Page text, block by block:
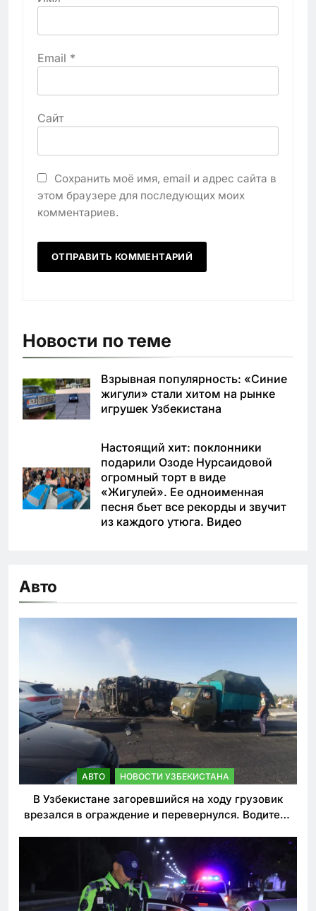
Email *
Сайт
Сохранить моё имя, email и адрес сайта в
этом браузере для последующих моих
комментариев.
Новости по теме
Взрывная популярность: «Синие
жигули» стали хитом на рынке
игрушек Узбекистана
Настоящий хит: поклонники
подарили Озоде Нурсаидовой
огромный торт в виде
«Жигулей». Ее одноименная
песня бьет все рекорды и звучит
из каждого утюга. Видео
Авто
АВТО НОВОСТИ УЗБЕКИСТАНА
В Узбекистане загоревшийся на ходу грузовик
врезался в ограждение и перевернулся. Водитель